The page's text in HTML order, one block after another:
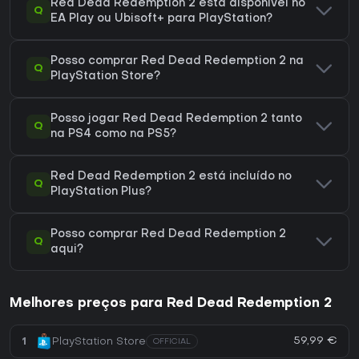
Q
Red Dead Redemption 2 está disponível no
EA Play ou Ubisoft+ para PlayStation?
Q
Posso comprar Red Dead Redemption 2 na
PlayStation Store?
Q
Posso jogar Red Dead Redemption 2 tanto
na PS4 como na PS5?
Q
Red Dead Redemption 2 está incluído no
PlayStation Plus?
Q
Posso comprar Red Dead Redemption 2
aqui?
Melhores preços para Red Dead Redemption 2
1 PlayStation Store OFFICIAL 59,99 €